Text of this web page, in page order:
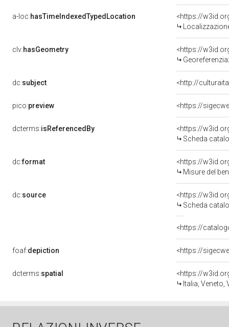
a-loc:hasTimeIndexedTypedLocation
<https://
clv:hasGeometry
<https://
dc:subject <http://
pico:preview <https://
dcterms:isReferencedBy
<https://
Scheda
dc:format
<https://
Misure del
dc:source
<https://
Scheda
<https://
foaf:depiction <https://
dcterms:spatial
<https://
Italia, Veneto,